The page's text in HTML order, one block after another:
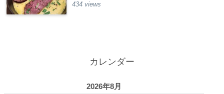
434 views
カレンダー
2026年8月